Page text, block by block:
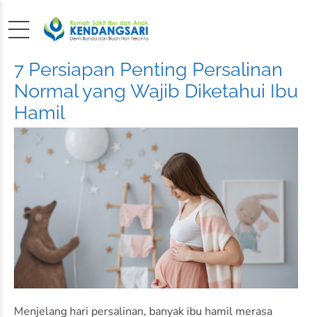
7 Persiapan Penting Persalinan
Normal yang Wajib Diketahui Ibu
Hamil
Menjelang hari persalinan, banyak ibu hamil merasa